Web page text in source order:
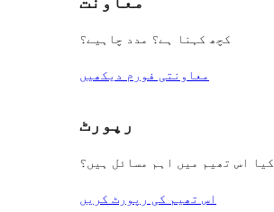
کچھ کہنا ہے؟ مدد چاہیے؟
معاونتی فورم دیکھیں
رپورٹ
کیا اس تھیم میں اہم مسائل ہیں؟
اس تھیم کی رپورٹ کریں